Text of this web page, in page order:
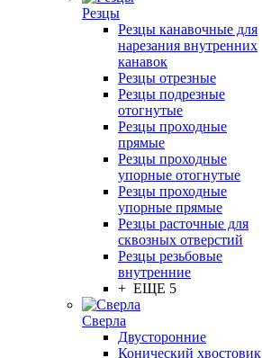
Резцы
Резцы канавочные для
нарезания внутренних
канавок
Резцы отрезные
Резцы подрезные
отогнутые
Резцы проходные
прямые
Резцы проходные
упорные отогнутые
Резцы проходные
упорные прямые
Резцы расточные для
сквозных отверстий
Резцы резьбовые
внутренние
+ ЕЩЕ 5
Сверла
Двусторонние
Конический хвостовик